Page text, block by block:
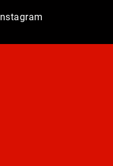
Instagram